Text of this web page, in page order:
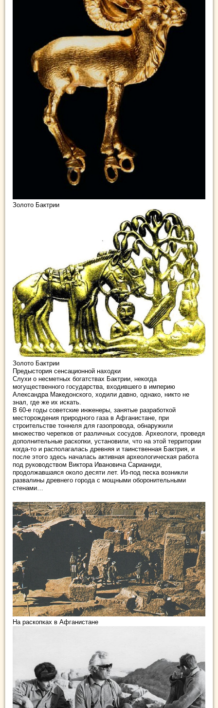
Золото Бактрии
Золото Бактрии
Предыстория сенсационной находки
Слухи о несметных богатствах Бактрии, некогда
могущественного государства, входившего в империю
Александра Македонского, ходили давно, однако, никто не
знал, где же их искать.
В 60-е годы советские инженеры, занятые разработкой
месторождения природного газа в Афганистане, при
строительстве тоннеля для газопровода, обнаружили
множество черепков от различных сосудов. Археологи, проведя
дополнительные раскопки, установили, что на этой территории
когда-то и располагалась древняя и таинственная Бактрия, и
после этого здесь началась активная археологическая работа
под руководством Виктора Ивановича Сарианиди,
продолжавшаяся около десяти лет. Из-под песка возникли
развалины древнего города с мощными оборонительными
стенами…
На раскопках в Афганистане